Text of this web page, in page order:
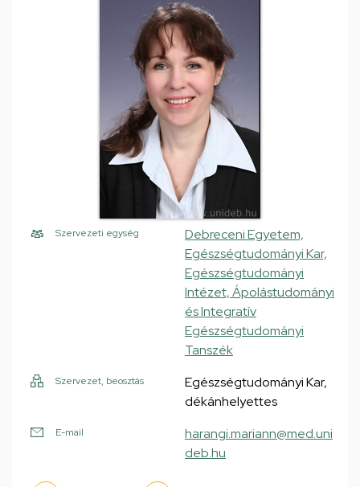
Szervezeti egység
Debreceni Egyetem,
Egészségtudományi Kar,
Egészségtudományi
Intézet, Ápolástudományi
és Integratív
Egészségtudományi
Tanszék
Szervezet, beosztás
Egészségtudományi Kar,
dékánhelyettes
E-mail
harangi.mariann@med.uni
deb.hu